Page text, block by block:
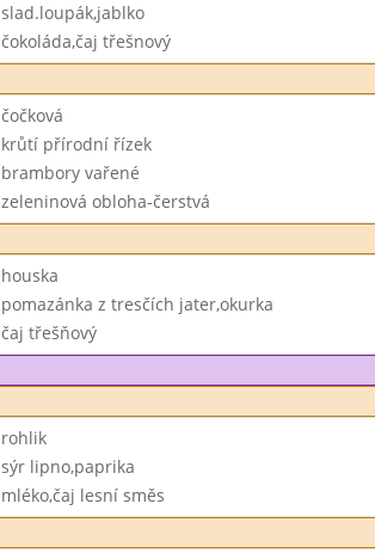
slad.loupák,jablko
čokoláda,čaj třešnový
čočková
krůtí přírodní řízek
brambory vařené
zeleninová obloha-čerstvá
houska
pomazánka z tresčích jater,okurka
čaj třešňový
rohlik
sýr lipno,paprika
mléko,čaj lesní směs